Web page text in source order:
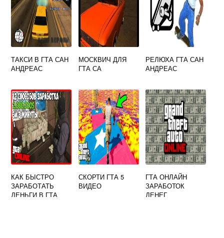
ТАКСИ В ГТА САН
АНДРЕАС
МОСКВИЧ ДЛЯ
ГТА СА
РЕЛЮХА ГТА САН
АНДРЕАС
КАК БЫСТРО
ЗАРАБОТАТЬ
ДЕНЬГИ В ГТА
СКОРТИ ГТА 5
ВИДЕО
ГТА ОНЛАЙН
ЗАРАБОТОК
ДЕНЕГ